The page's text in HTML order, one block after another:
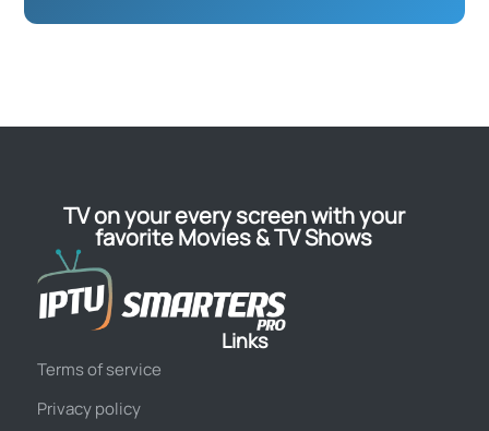
TV on your every screen with your
favorite Movies & TV Shows
Links
Terms of service
Privacy policy